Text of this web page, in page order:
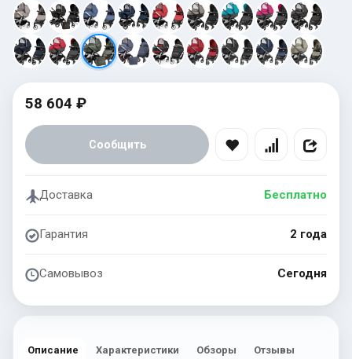
58 604 ₽
Сообщить
Доставка Бесплатно
Гарантия 2 года
Самовывоз Сегодня
Описание Характеристики Обзоры Отзывы